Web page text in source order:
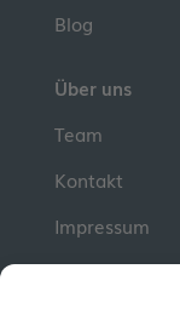
Blog
Über uns
Team
Kontakt
Impressum